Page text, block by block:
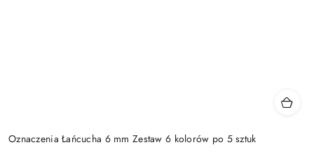
Oznaczenia Łańcucha 6 mm Zestaw 6 kolorów po 5 sztuk